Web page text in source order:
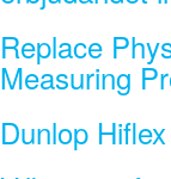
Replace
Measuring
Dunlop